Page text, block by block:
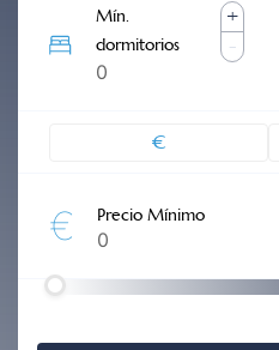
Mín.
dormitorios
+
-
€
€ Precio Mínimo